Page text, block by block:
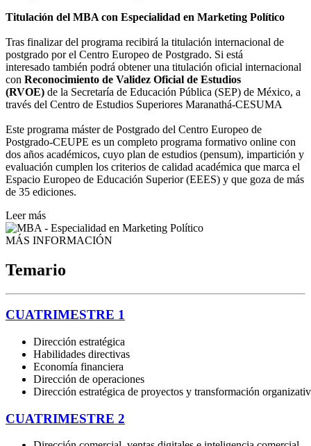
Titulación del MBA con Especialidad en Marketing Político
Tras finalizar del programa recibirá la titulación internacional de
postgrado por el Centro Europeo de Postgrado. Si está
interesado también podrá obtener una titulación oficial internacional
con Reconocimiento de Validez Oficial de Estudios
(RVOE) de la Secretaría de Educación Pública (SEP) de México, a
través del Centro de Estudios Superiores Maranathá-CESUMA
Este programa máster de Postgrado del Centro Europeo de
Postgrado-CEUPE es un completo programa formativo online con
dos años académicos, cuyo plan de estudios (pensum), impartición y
evaluación cumplen los criterios de calidad académica que marca el
Espacio Europeo de Educación Superior (EEES) y que goza de más
de 35 ediciones.
Leer más
MÁS INFORMACIÓN
Temario
CUATRIMESTRE 1
Dirección estratégica
Habilidades directivas
Economía financiera
Dirección de operaciones
Dirección estratégica de proyectos y transformación
CUATRIMESTRE 2